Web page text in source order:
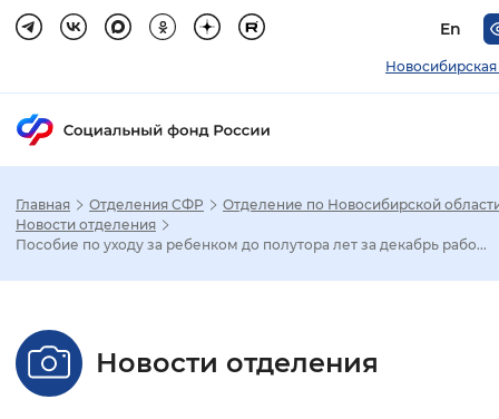
En
Новосибирская
Настройка режима отображения
Стандартный Увеличенный
Главная Отделения СФР
Отделение по Новосибирской
Новости отделения
Пособие по уходу за ребенком до полутора лет за декабрь рабо...
Новости отделения